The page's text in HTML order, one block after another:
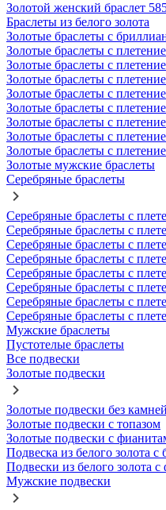
Золотой женский браслет
Браслеты из белого золота
Золотые браслеты с
Золотые браслеты с
Золотые браслеты с
Золотые браслеты с
Золотые браслеты с
Золотые браслеты с
Золотые браслеты с
Золотые браслеты с
Золотые браслеты с
Золотые мужские браслеты
Серебряные браслеты
Серебряные браслеты с
Серебряные браслеты с
Серебряные браслеты с
Серебряные браслеты с
Серебряные браслеты с
Серебряные браслеты с
Серебряные браслеты с
Серебряные браслеты с
Мужские браслеты
Пустотелые браслеты
Все подвески
Золотые подвески
Золотые подвески без камней
Золотые подвески с топазом
Золотые подвески с
Подвеска из белого золота с
Подвески из белого золота
Мужские подвески